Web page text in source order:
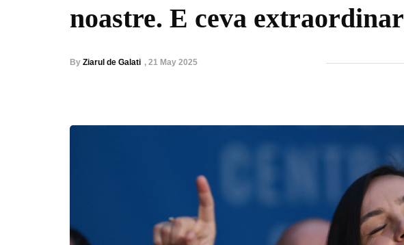
noastre. E ceva extraordinar
By Ziarul de Galati , 21 May 2025